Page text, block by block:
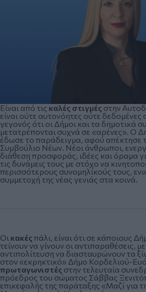
Είναι από τις καλές στιγμές στην
είναι ούτε αυτονόητες ούτε
γεγονός ότι οι Δήμοι και τα δημοτικά
μετατρέπονται συχνά σε «αρένες». Ο
έδωσε το παράδειγμα, αφού απέκτησε
Συμβούλιο Νέων. Νέοι άνθρωποι,
διάθεση προσφοράς, ιδέες και όραμα
τις δυνάμεις τους με στόχο να
περισσότερους συνομηλίκούς τους,
συμμετοχή της νέας γενιάς στα κοινά.
Οι κακέςπάλι, είναι ότι σε κάποιους
τείνουν να γίνουν οι αντιπαραθέσεις,
αντιπολίτευση να διασταυρώνουν τα
στον «εκρηκτικό» Δήμο Κορδελιού-
πρωταγωνιστές στην τελευταία
πρόεδρος του σώματος Σάββας
επικεφαλής της παράταξης «Μαζί για